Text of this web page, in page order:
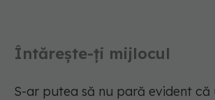
Întărește-ți mijlocul
S-ar putea să nu pară evident că